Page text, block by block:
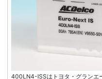
400LN4-ISSはトヨタ・グランエ